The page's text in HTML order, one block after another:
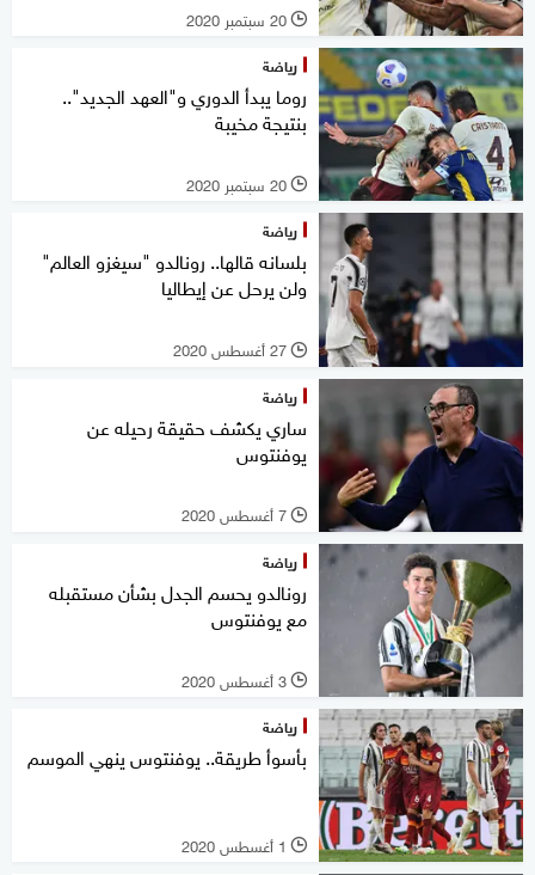
l 20 سبتمبر 2020
رياضة
روما يبدأ الدوري و"العهد الجديد"..
بنتيجة مخيبة
l 20 سبتمبر 2020
رياضة
بلسانه قالها.. رونالدو "سيغزو العالم"
ولن يرحل عن إيطاليا
l 27 أغسطس 2020
رياضة
ساري يكشف حقيقة رحيله عن
يوفنتوس
l 7 أغسطس 2020
رياضة
رونالدو يحسم الجدل بشأن مستقبله
مع يوفنتوس
l 3 أغسطس 2020
رياضة
بأسوأ طريقة.. يوفنتوس ينهي الموسم
l 1 أغسطس 2020